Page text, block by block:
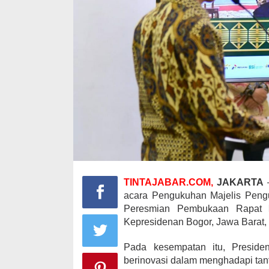
TINTAJABAR.COM, JAKARTA
acara Pengukuhan Majelis
Peresmian Pembukaan
Kepresidenan Bogor, Jawa
Pada kesempatan itu,
berinovasi dalam menghadapi